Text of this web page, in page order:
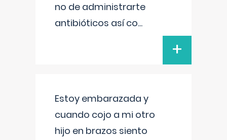
no de administrarte
antibióticos así co...
+
Estoy embarazada y
cuando cojo a mi otro
hijo en brazos siento